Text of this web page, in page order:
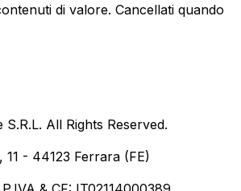
di valore. Cancellati quando
un Sito WebCome Fare
Digitale
All Rights Reserved.
11 - 44123 Ferrara (FE)